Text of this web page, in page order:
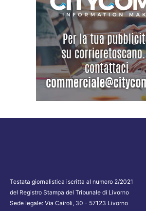
Testata giornalistica iscritta al numero 2/2021
del Registro Stampa del Tribunale di Livorno
Sede legale: Via Cairoli, 30 - 57123 Livorno